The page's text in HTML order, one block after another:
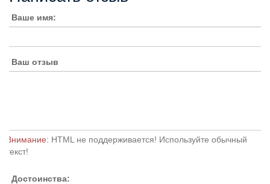
Ваше имя:
Ваш отзыв
Внимание: HTML не поддерживается! Используйте обычный
текст!
Достоинства: